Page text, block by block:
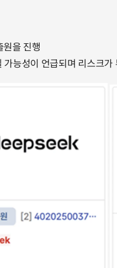
을 진행
능성이 언급되며 리스크가